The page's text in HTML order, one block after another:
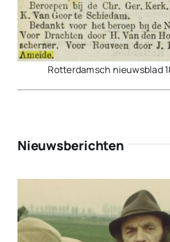
Rotterdamsch nieuwsblad
Nieuwsberichten